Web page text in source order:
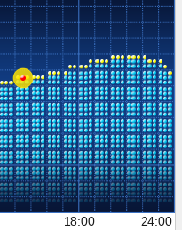
18:00 24:00